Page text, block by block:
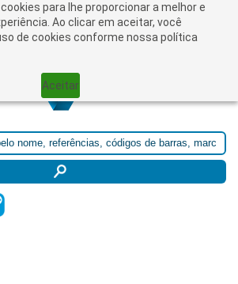
para lhe proporcionar a melhor e
Ao clicar em aceitar, você
de cookies conforme nossa política
Aceitar